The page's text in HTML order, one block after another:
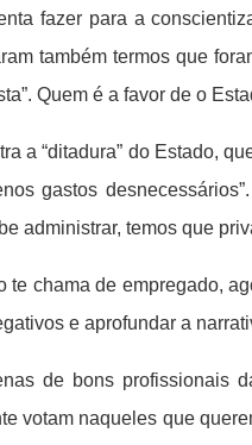
fazer para a
também termos que
Quem é a favor de o
a “ditadura” do Estado,
gastos
administrar, temos que
te chama de empregado,
e aprofundar a
de bons profissionais
votam naqueles que